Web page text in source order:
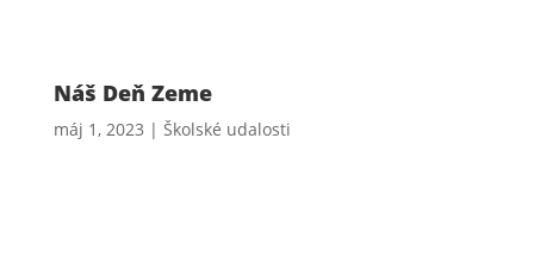
Náš Deň Zeme
máj 1, 2023 | Školské udalosti